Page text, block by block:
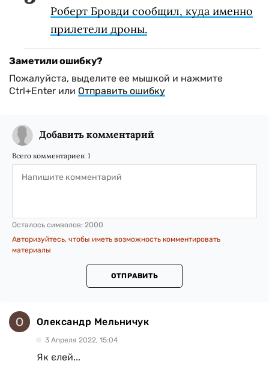
Роберт Бровди сообщил, куда именно
прилетели дроны.
Заметили ошибку?
Пожалуйста, выделите ее мышкой и нажмите
Ctrl+Enter или Отправить ошибку
Добавить комментарий
Всего комментариев: 1
Осталось символов: 2000
Авторизуйтесь, чтобы иметь возможность комментировать
материалы
ОТПРАВИТЬ
Олександр Мельничук
3 Апреля 2022, 15:04
Як єлей...